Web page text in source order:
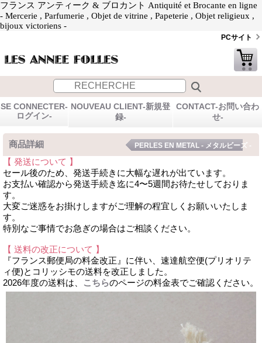
フランス アンティーク & ブロカント Antiquité et Brocante en ligne
- Mercerie , Parfumerie , Objet de vitrine , Papeterie , Objet religieux ,
bijoux victoriens -
PCサイト
SE CONNECTER-
ログイン-
NOUVEAU CLIENT-新規登
録-
CONTACT-お問い合わ
せ-
商品詳細 PERLES EN METAL - メタルビーズ -
【 発送について 】
セール後のため、発送手続きに大幅な遅れが出ています。
お支払い確認から発送手続き迄に4〜5週間お待たせしておりま
す。
大変ご迷惑をお掛けしますがご理解の程宜しくお願いいたしま
す。
特別なご事情でお急ぎの場合はご相談ください。
【 送料の改正について 】
『フランス郵便局の料金改正』に伴い、速達航空便(プリオリテ
ィ便)とコリッシモの送料を改正しました。
2026年度の送料は、
こちらのページの料金表でご確認ください。